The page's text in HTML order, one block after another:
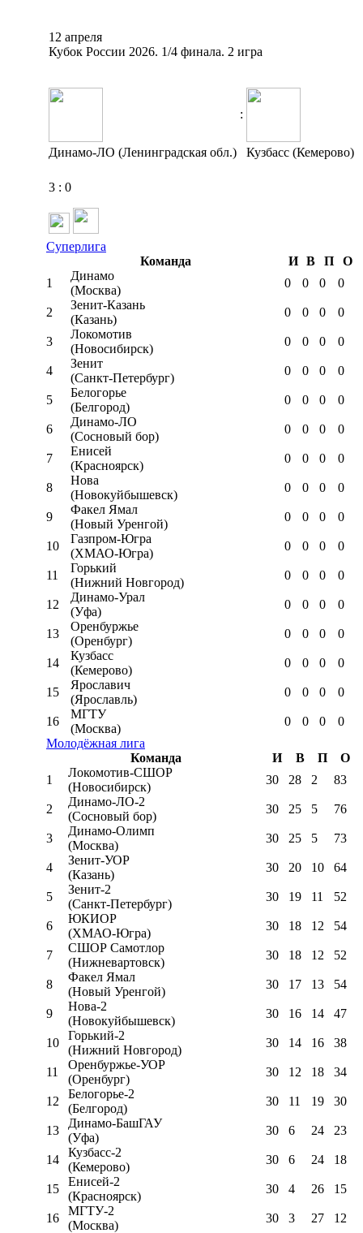
12 апреля
Кубок России 2026. 1/4 финала. 2 игра
:
Динамо-ЛО (Ленинградская обл.) Кузбасс (Кемерово)
3 : 0
Суперлига
Команда
И В П
О
1
Динамо
(Москва)
0 0 0 0
2
Зенит-Казань
(Казань)
0 0 0 0
3
Локомотив
(Новосибирск)
0 0 0 0
4
Зенит
(Санкт-Петербург)
0 0 0 0
5
Белогорье
(Белгород)
0 0 0 0
6
Динамо-ЛО
(Сосновый бор)
0 0 0 0
7
Енисей
(Красноярск)
0 0 0 0
8
Нова
(Новокуйбышевск)
0 0 0 0
9
Факел Ямал
(Новый Уренгой)
0 0 0 0
10
Газпром-Югра
(ХМАО-Югра)
0 0 0 0
11
Горький
(Нижний Новгород)
0 0 0 0
12
Динамо-Урал
(Уфа)
0 0 0 0
13
Оренбуржье
(Оренбург)
0 0 0 0
14
Кузбасс
(Кемерово)
0 0 0 0
15
Ярославич
(Ярославль)
0 0 0 0
16
МГТУ
(Москва)
0 0 0
0
Молодёжная лига
Команда
И В П
О
1
Локомотив-CШОР
(Новосибирск)
30 28 2 83
2
Динамо-ЛО-2
(Сосновый бор)
30 25 5 76
3
Динамо-Олимп
(Москва)
30 25 5 73
4
Зенит-УОР
(Казань)
30 20 10 64
5
Зенит-2
(Санкт-Петербург)
30 19 11 52
6
ЮКИОР
(ХМАО-Югра)
30 18 12 54
7
СШОР Самотлор
(Нижневартовск)
30 18 12 52
8
Факел Ямал
(Новый Уренгой)
30 17 13 54
9
Нова-2
(Новокуйбышевск)
30 16 14 47
10
Горький-2
(Нижний Новгород)
30 14 16 38
11
Оренбуржье-УОР
(Оренбург)
30 12 18 34
12
Белогорье-2
(Белгород)
30 11 19 30
13
Динамо-БашГАУ
(Уфа)
30 6 24 23
14
Кузбасс-2
(Кемерово)
30 6 24 18
15
Енисей-2
(Красноярск)
30 4 26 15
16
МГТУ-2
(Москва)
30 3 27 12